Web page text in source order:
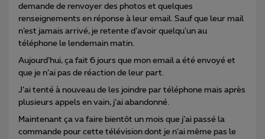
demande de renvoyer des photos et quelques
renseignements en réponse à leur email. Sauf que leur mail
n’est jamais arrivé, je retente d’avoir quelqu’un au
téléphone le lendemain matin.
Aujourd’hui, ça fait 6 jours que mon email a été envoyé et
que je n’ai pas de réaction de leur part.
J’ai tenté à nouveau de les joindre par téléphone mais après
plusieurs appels en vain, j’ai abandonné.
Maintenant ça va faire bientôt un mois que j’ai passé la
commande pour cette télévision dont je n’ai même pas le